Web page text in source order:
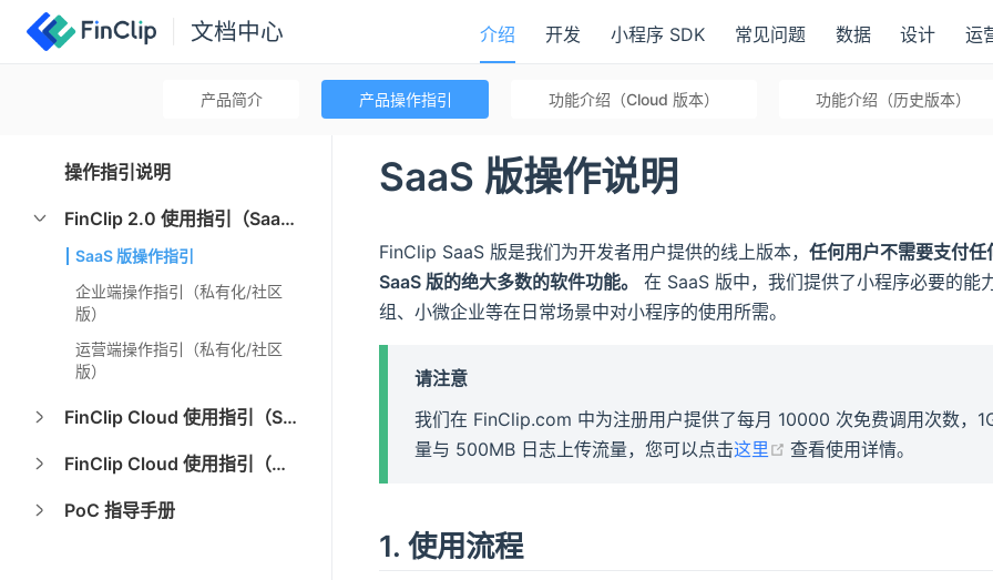
文档中心 介绍
产品简介 产品操作指引 功能介绍（Cloud 版本） 功能介绍（历史版本）
开发 小程序 SDK 常见问题 数据 设计 运
操作指引说明
FinClip 2.0 使用指引（SaaS 及私有化）
SaaS 版操作指引
企业端操作指引（私有化/社区
版）
运营端操作指引（私有化/社区
版）
FinClip Cloud 使用指引（SaaS）
FinClip Cloud 使用指引（私有化）
PoC 指导手册
SaaS 版操作说明
FinClip SaaS 版是我们为开发者用户提供的线上版本， 任何用户不需要支付
SaaS 版的绝大多数的软件功能。
在 SaaS 版中，我们提供了小程序必要的能
组、小微企业等在日常场景中对小程序的使用所需。
请注意
我们在 FinClip.com 中为注册用户提供了每月 10000 次免费调用次数，
量与 500MB 日志上传流量，您可以点击这里 (opens new window)
查看使用详情。
1. 使用流程